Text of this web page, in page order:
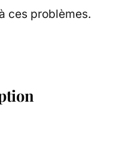
ces problèmes.